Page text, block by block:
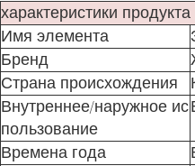
характеристики продукта
Имя элемента
Бренд
Страна происхождения
Внутреннее/наружное ис
пользование
Времена года